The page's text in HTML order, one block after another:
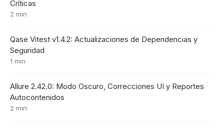
Críticas
2 min
Qase Vitest v1.4.2: Actualizaciones de Dependencias y
Seguridad
1 min
Allure 2.42.0: Modo Oscuro, Correcciones UI y Reportes
Autocontenidos
2 min